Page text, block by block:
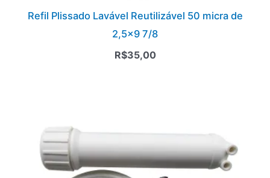
Refil Plissado Lavável Reutilizável 50 micra de
2,5×9 7/8
R$35,00